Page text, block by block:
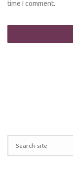
time I comment.